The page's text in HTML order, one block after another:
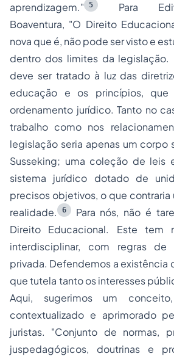
aprendizagem."
5
Para
Boaventura, "O Direito
nova que é, não pode ser visto e
dentro dos limites da legislação.
deve ser tratado à luz das
educação e os princípios,
ordenamento jurídico. Tanto no
trabalho como nos
legislação seria apenas um corpo
Susseking; uma coleção de leis
sistema jurídico dotado de
precisos objetivos, o que contraria
realidade.
6
Para nós, não é
Direito Educacional. Este tem
interdisciplinar, com regras
privada. Defendemos a existência
que tutela tanto os interesses
Aqui, sugerimos um
contextualizado e aprimorado
juristas. "Conjunto de normas,
juspedagógicos, doutrinas e